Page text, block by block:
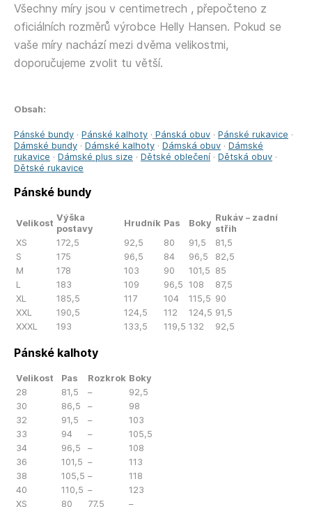
Všechny míry jsou v centimetrech , přepočteno z
oficiálních rozměrů výrobce Helly Hansen. Pokud se
vaše míry nachází mezi dvěma velikostmi,
doporučujeme zvolit tu větší.
Obsah:
Pánské bundy · Pánské kalhoty · Pánská obuv · Pánské rukavice ·
Dámské bundy · Dámské kalhoty · Dámská obuv · Dámské
rukavice · Dámské plus size · Dětské oblečení · Dětská obuv ·
Dětské rukavice
Pánské bundy
Velikost
Výška
postavy
Hrudník Pas Boky
Rukáv – zadní
střih
XS
172,5 92,5 80 91,5
81,5
S
175 96,5 84 96,5
82,5
M
178 103 90 101,5 85
L
183 109 96,5 108
87,5
XL
185,5 117 104 115,5 90
XXL
190,5 124,5 112 124,5 91,5
XXXL
193 133,5 119,5 132 92,5
Pánské kalhoty
Velikost Pas Rozkrok Boky
28
81,5 –
92,5
30
86,5 –
98
32
91,5 –
103
33
94 –
105,5
34
96,5 –
108
36
101,5 –
113
38
105,5 –
118
40
110,5 –
123
XS
80 77,5 –